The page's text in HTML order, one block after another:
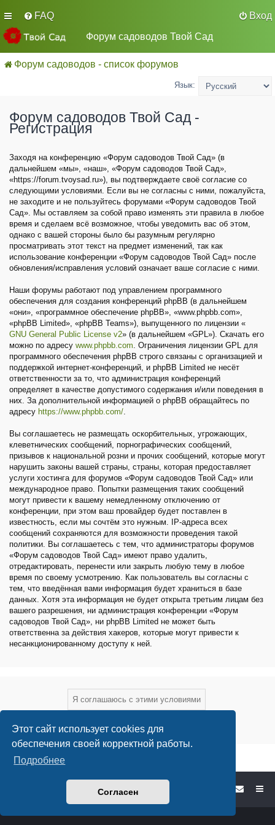
Этот сайт использует cookies для
обеспечения своей корректной работы.
Подробнее
Согласен
FAQ
Вход
Форум садоводов Твой Сад
Форум садоводов - список форумов
Язык:
Форум садоводов Твой Сад -
Регистрация
Заходя на конференцию «Форум садоводов Твой Сад» (в
дальнейшем «мы», «наш», «Форум садоводов Твой Сад»,
«https://forum.tvoysad.ru»), вы подтверждаете своё согласие со
следующими условиями. Если вы не согласны с ними, пожалуйста,
не заходите и не пользуйтесь форумами «Форум садоводов Твой
Сад». Мы оставляем за собой право изменять эти правила в любое
время и сделаем всё возможное, чтобы уведомить вас об этом,
однако с вашей стороны было бы разумным регулярно
просматривать этот текст на предмет изменений, так как
использование конференции «Форум садоводов Твой Сад» после
обновления/исправления условий означает ваше согласие с ними.
Наши форумы работают под управлением программного
обеспечения для создания конференций phpBB (в дальнейшем
«они», «программное обеспечение phpBB», «www.phpbb.com»,
«phpBB Limited», «phpBB Teams»), выпущенного по лицензии «
GNU General Public License v2» (в дальнейшем «GPL»). Скачать его
можно по адресу www.phpbb.com. Ограничения лицензии GPL для
программного обеспечения phpBB строго связаны с организацией и
поддержкой интернет-конференций, и phpBB Limited не несёт
ответственности за то, что администрация конференций
определяет в качестве допустимого содержания и/или поведения в
них. За дополнительной информацией о phpBB обращайтесь по
адресу https://www.phpbb.com/.
Вы соглашаетесь не размещать оскорбительных, угрожающих,
клеветнических сообщений, порнографических сообщений,
призывов к национальной розни и прочих сообщений, которые могут
нарушить законы вашей страны, страны, которая предоставляет
услуги хостинга для форумов «Форум садоводов Твой Сад» или
международное право. Попытки размещения таких сообщений
могут привести к вашему немедленному отключению от
конференции, при этом ваш провайдер будет поставлен в
известность, если мы сочтём это нужным. IP-адреса всех
сообщений сохраняются для возможности проведения такой
политики. Вы соглашаетесь с тем, что администраторы форумов
«Форум садоводов Твой Сад» имеют право удалить,
отредактировать, перенести или закрыть любую тему в любое
время по своему усмотрению. Как пользователь вы согласны с
тем, что введённая вами информация будет храниться в базе
данных. Хотя эта информация не будет открыта третьим лицам без
вашего разрешения, ни администрация конференции «Форум
садоводов Твой Сад», ни phpBB Limited не может быть
ответственна за действия хакеров, которые могут привести к
несанкционированному доступу к ней.
Форум садоводов - список форумов